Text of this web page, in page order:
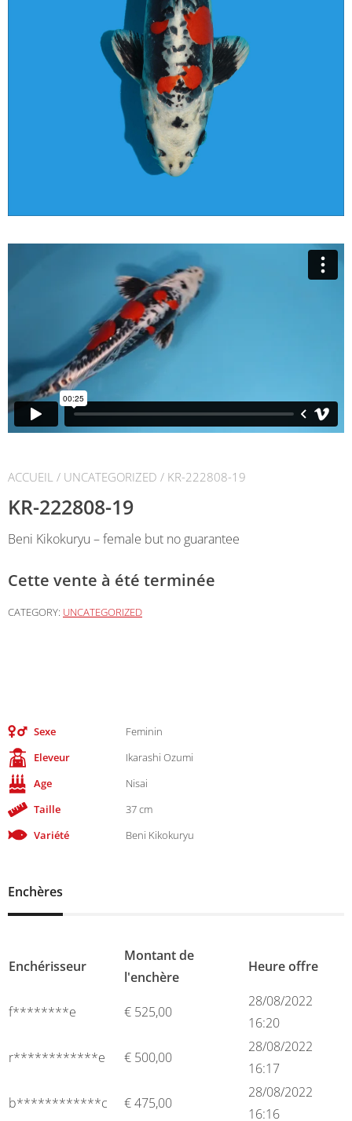
ACCUEIL / UNCATEGORIZED / KR-222808-19
KR-222808-19
Beni Kikokuryu – female but no guarantee
Cette vente à été terminée
CATEGORY: UNCATEGORIZED
Sexe
Feminin
Eleveur
Ikarashi Ozumi
Age
Nisai
Taille
37 cm
Variété
Beni Kikokuryu
Enchères
Enchérisseur
Montant de
l'enchère
Heure offre
f********e € 525,00
28/08/2022
16:20
r************e
€ 500,00
28/08/2022
16:17
b************c
€475,00
28/08/2022
16:16